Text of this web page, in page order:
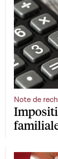
Note de